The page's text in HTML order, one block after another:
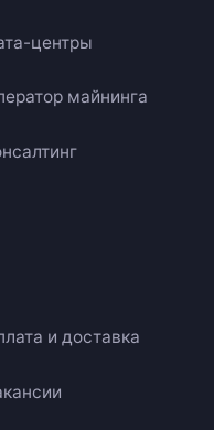
центры
майнинга
и доставка